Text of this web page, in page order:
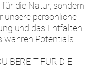
die Natur, sondern
unsere persönliche
und das Entfalten
wahren Potentials.
BEREIT FÜR DIE